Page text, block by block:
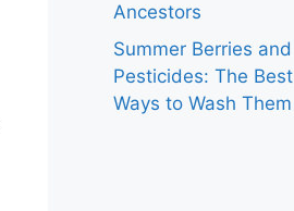
Ancestors
Summer Berries and
Pesticides: The Best
Ways to Wash Them